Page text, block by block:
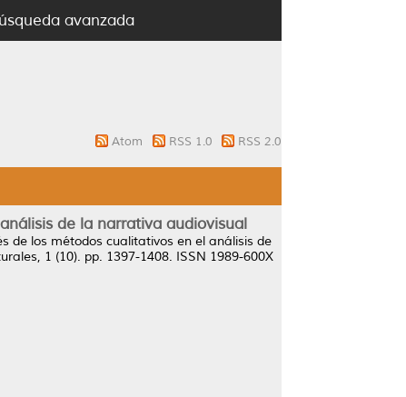
avanzada
Atom RSS 1.0 RSS 2.0
de la narrativa audiovisual
de los métodos cualitativos en el análisis de
1 (10). pp. 1397-1408. ISSN 1989-600X